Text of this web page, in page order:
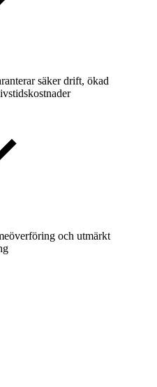
säker drift, ökad
och utmärkt